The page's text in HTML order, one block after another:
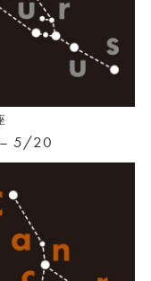
5/20